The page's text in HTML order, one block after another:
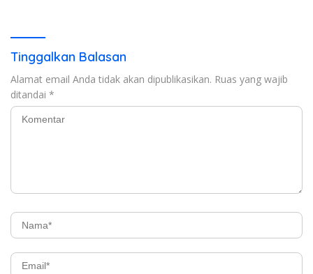
Tinggalkan Balasan
Alamat email Anda tidak akan dipublikasikan. Ruas yang wajib
ditandai *